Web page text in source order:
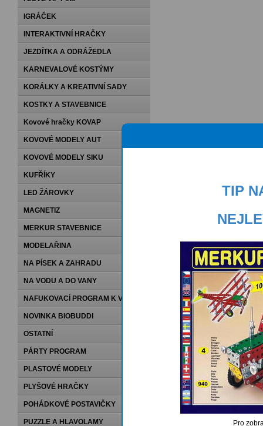
IGRÁČEK
INTERAKTIVNÍ HRAČKY
JEZDÍTKA A ODRÁŽEDLA
KARNEVALOVÉ KOSTÝMY
KORÁLKY A KREATIVNÍ SADY
KOSTKY A STAVEBNICE
Kovové hračky KOVAP
KOVOVÉ MODELY AUT
KOVOVÉ MODELY SIKU
KUFŘÍKY
LED ŽÁROVKY
MAGNETIZ
MERKUR STAVEBNICE
MODELAŘINA
NA PÍSEK A ZAHRADU
NA VODU A DO VANY
NAFUKOVACÍ PROGRAM K VODĚ
NOVINKA BIOBUDDI
OSTATNÍ
PÁRTY PROGRAM
PLASTOVÉ MODELY
PLYŠOVÉ HRAČKY
POHÁDKOVÉ POSTAVIČKY
PUZZLE A HLAVOLAMY
TIP
Pro